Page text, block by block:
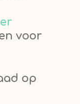
voor
op